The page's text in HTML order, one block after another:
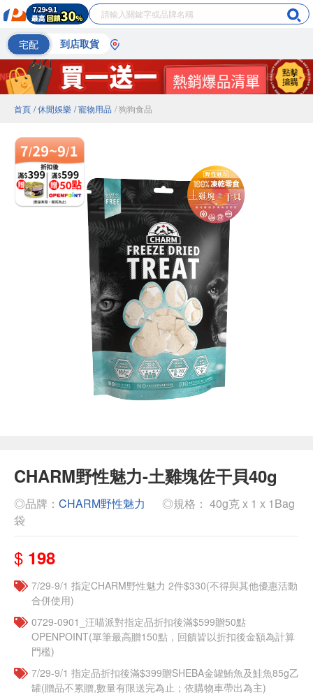
宅配 到店取貨
首頁 / 休閒娛樂 / 寵物用品 / 狗狗食品
CHARM野性魅力-土雞塊佐干貝40g
◎品牌： CHARM野性魅力
◎規格： 40g克 x 1 x 1Bag
袋
$ 198
7/29-9/1 指定CHARM野性魅力 2件$330(不得與其他優惠活動
合併使用)
0729-0901_汪喵派對指定品折扣後滿$599贈50點
OPENPOINT(單筆最高贈150點，回饋皆以折扣後金額為計算
門檻)
7/29-9/1 指定品折扣後滿$399贈SHEBA金罐鮪魚及鮭魚85g乙
罐(贈品不累贈,數量有限送完為止；依購物車帶出為主)